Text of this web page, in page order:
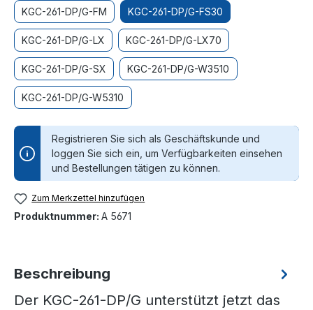
KGC-261-DP/G-FM KGC-261-DP/G-FS30
KGC-261-DP/G-LX KGC-261-DP/G-LX70
KGC-261-DP/G-SX KGC-261-DP/G-W3510
KGC-261-DP/G-W5310
Registrieren Sie sich als Geschäftskunde und
loggen Sie sich ein, um Verfügbarkeiten einsehen
und Bestellungen tätigen zu können.
Zum Merkzettel hinzufügen
Produktnummer: A 5671
Beschreibung
Der KGC-261-DP/G unterstützt jetzt das